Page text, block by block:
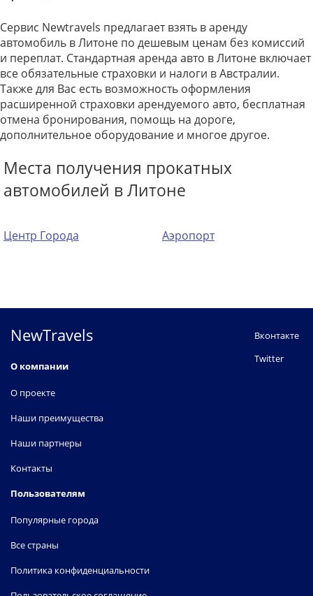
Сервис Newtravels предлагает взять в аренду
автомобиль в Литоне по дешевым ценам без комиссий
и переплат. Стандартная аренда авто в Литоне включает
все обязательные страховки и налоги в Австралии.
Также для Вас есть возможность оформления
расширенной страховки арендуемого авто, бесплатная
отмена бронирования, помощь на дороге,
дополнительное оборудование и многое другое.
Места получения прокатных
автомобилей в Литоне
Центр Города Аэропорт
NewTravels
О компании
О проекте
Наши преимущества
Наши партнеры
Контакты
Пользователям
Популярные города
Все страны
Политика конфиденциальности
Вконтакте
Twitter